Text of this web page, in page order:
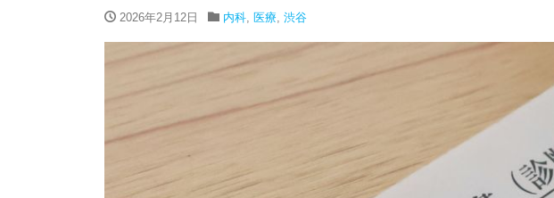
2026年2月12日 内科, 医療, 渋谷